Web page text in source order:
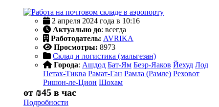
2 апреля 2024 года в 10:16
Актуально до: всегда
Работодатель: AVRIKA
Просмотры: 8973
Склад и логистика (мальгезан)
Города: Ашдод Бат-Ям Беэр-Яаков Йехуд Лод
Петах-Тиква Рамат-Ган Рамла (Рамле) Реховот
Ришон-ле-Цион Шохам
от ₪45 в час
Подробности